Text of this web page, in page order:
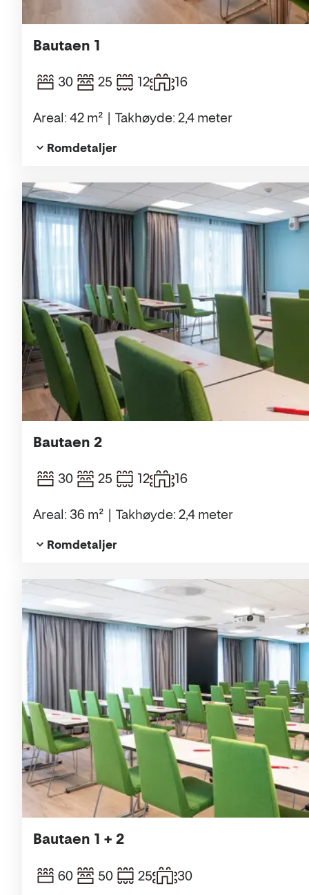
Bautaen 1
30 25 12 16
Areal: 42 m² Takhøyde: 2,4 meter
Romdetaljer
Bautaen 2
30 25 12 16
Areal: 36 m² Takhøyde: 2,4 meter
Romdetaljer
Bautaen 1 + 2
60 50 25 30